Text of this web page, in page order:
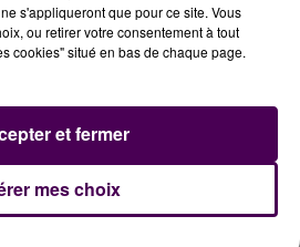
2026
vos entrées à Terra Botanica !
s'appliqueront que pour ce site. Vous
ou retirer votre consentement à tout
cookies" situé en bas de chaque page.
mes choix
et fermer